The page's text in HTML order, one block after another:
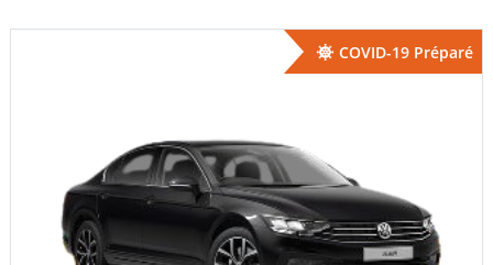
COVID-19 Préparé